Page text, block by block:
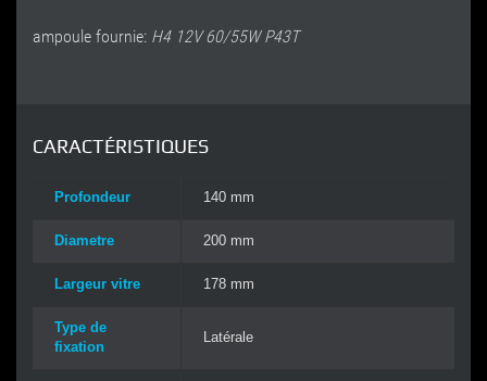
ampoule fournie: H4 12V 60/55W P43T
CARACTÉRISTIQUES
Profondeur 140 mm
Diametre 200 mm
Largeur vitre 178 mm
Type de
fixation
Latérale